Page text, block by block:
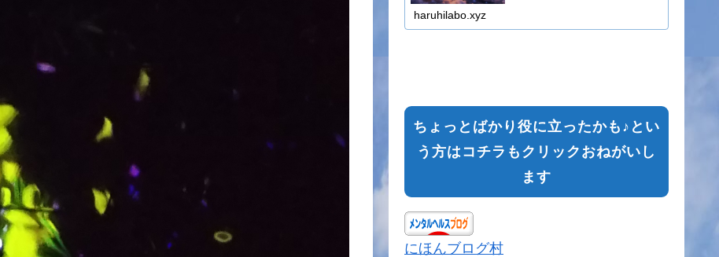
haruhilabo.xyz
ちょっとばかり役に立ったかも♪とい
う方はコチラもクリックおねがいし
ます
にほんブログ村